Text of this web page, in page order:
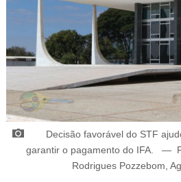
Decisão favorável do STF
garantir o pagamento do IFA.
—
Rodrigues Pozzebom,